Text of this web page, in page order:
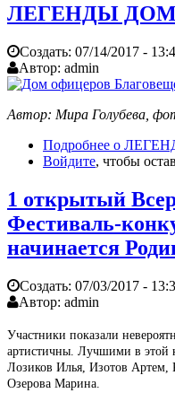
ЛЕГЕНДЫ
Создать: 07/14/2017 -
Автор: admin
Автор: Мира Голубева,
Подробнее о
Войдите, чтобы
1 открытый
Фестиваль-
начинается
Создать: 07/03/2017 -
Автор: admin
Участники показали
артистичны. Лучшими в этой
Лозиков Илья, Изотов Артем,
Озерова Марина.